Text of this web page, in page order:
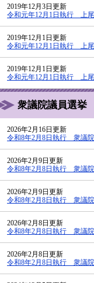
2019年12月3日更新
令和元年12月1日執行 上
2019年12月1日更新
令和元年12月1日執行 上
2019年12月1日更新
令和元年12月1日執行 上
衆議院議員選挙
2026年2月16日更新
令和8年2月8日執行 衆議
2026年2月9日更新
令和8年2月8日執行 衆議
2026年2月9日更新
令和8年2月8日執行 衆議
2026年2月8日更新
令和8年2月8日執行 衆議
2026年2月8日更新
令和8年2月8日執行 衆議